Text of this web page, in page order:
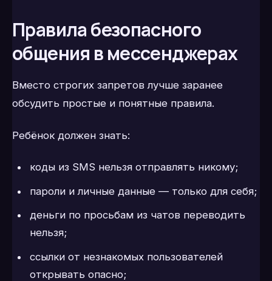
Правила безопасного
общения в мессенджерах
Вместо строгих запретов лучше заранее
обсудить простые и понятные правила.
Ребёнок должен знать:
коды из SMS нельзя отправлять никому;
пароли и личные данные — только для себя;
деньги по просьбам из чатов переводить
нельзя;
ссылки от незнакомых пользователей
открывать опасно;